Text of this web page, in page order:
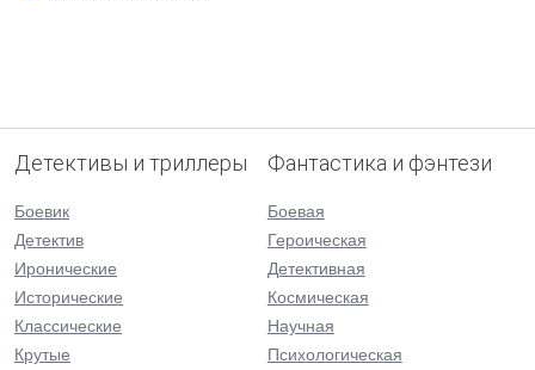
Детективы и триллеры
Боевик
Детектив
Иронические
Исторические
Классические
Крутые
Фантастика и фэнтези
Боевая
Героическая
Детективная
Космическая
Научная
Психологическая